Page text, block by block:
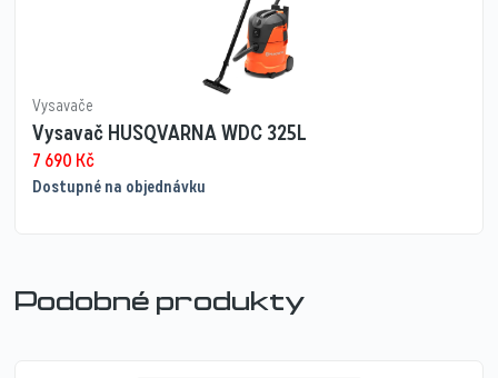
Vysavače
Vysavač HUSQVARNA WDC 325L
7 690 Kč
Dostupné na objednávku
Podobné produkty